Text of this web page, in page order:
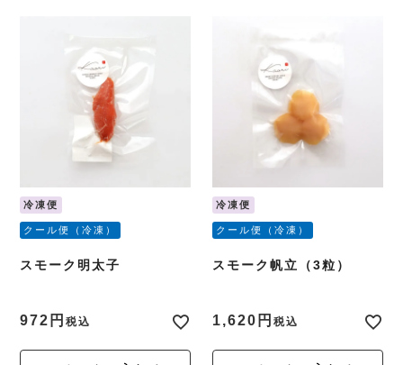
冷凍便
クール便（冷凍）
スモーク明太子
972 税込
冷凍便
クール便（冷凍）
スモーク帆立（3粒）
1,620 税込